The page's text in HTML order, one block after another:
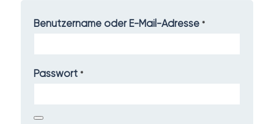
Benutzername oder E-Mail-Adresse *
Passwort *